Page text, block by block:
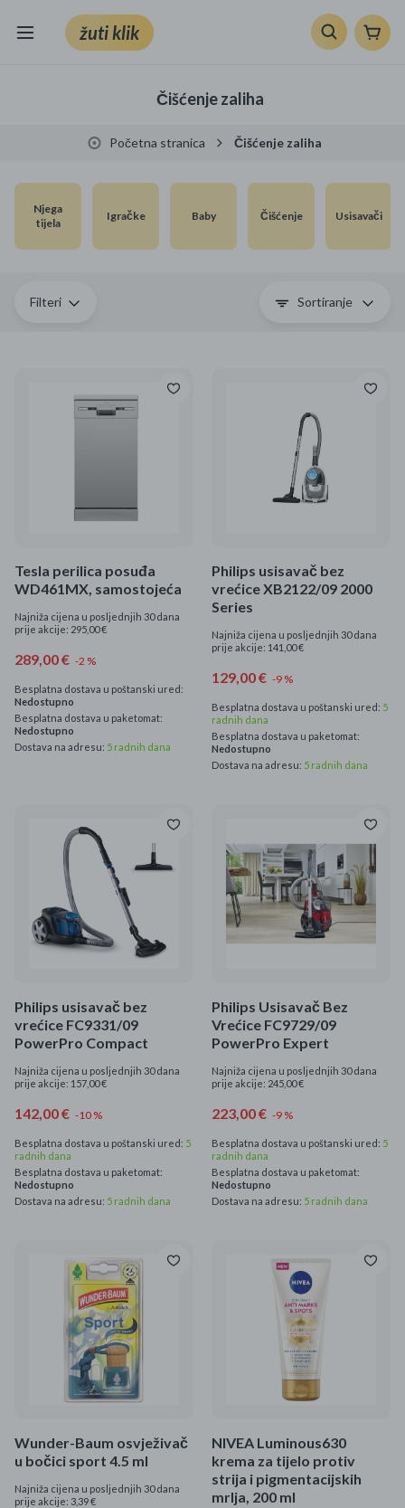
žuti klik
TV, audio i foto
VRT I ALATI
Klik supermarket
Specijalne kategorije
Kišobrani akcija
Ograničena cijena
Čišćenje zaliha
Početna stranica Čišćenje zaliha
Njega
tijela
Igračke Baby Čišćenje Usisavači
Filteri Sortiranje
Tesla perilica posuđa
WD461MX, samostojeća
Najniža cijena u posljednjih 30 dana
prije akcije: 295,00 €
289,00 € -2 %
Besplatna dostava u poštanski ured:
Nedostupno
Besplatna dostava u paketomat:
Nedostupno
Dostava na adresu: 5 radnih dana
Philips usisavač bez
vrećice XB2122/09 2000
Series
Najniža cijena u posljednjih 30 dana
prije akcije: 141,00 €
129,00 € -9 %
Besplatna dostava u poštanski ured: 5
radnih dana
Besplatna dostava u paketomat:
Nedostupno
Dostava na adresu: 5 radnih dana
Philips usisavač bez
vrećice FC9331/09
PowerPro Compact
Najniža cijena u posljednjih 30 dana
prije akcije: 157,00 €
142,00 € -10 %
Besplatna dostava u poštanski ured: 5
radnih dana
Besplatna dostava u paketomat:
Nedostupno
Dostava na adresu: 5 radnih dana
Philips Usisavač Bez
Vrećice FC9729/09
PowerPro Expert
Najniža cijena u posljednjih 30 dana
prije akcije: 245,00 €
223,00 € -9 %
Besplatna dostava u poštanski ured: 5
radnih dana
Besplatna dostava u paketomat:
Nedostupno
Dostava na adresu: 5 radnih dana
Wunder-Baum osvježivač
u bočici sport 4.5 ml
Najniža cijena u posljednjih 30 dana
prije akcije: 3,39 €
NIVEA Luminous630
krema za tijelo protiv
strija i pigmentacijskih
mrlja, 200 ml